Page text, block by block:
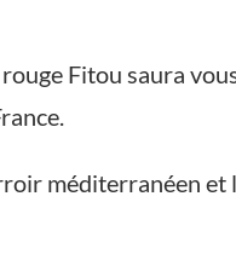
Fitou saura
méditerranéen et